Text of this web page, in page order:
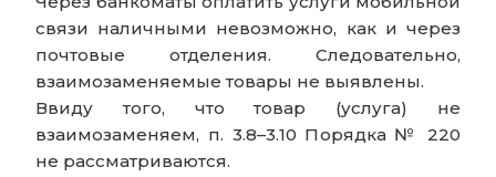
связи наличными невозможно, как и через
почтовые отделения. Следовательно,
взаимозаменяемые товары не выявлены.
Ввиду того, что товар (услуга) не
взаимозаменяем, п. 3.8–3.10 Порядка № 220
не рассматриваются.